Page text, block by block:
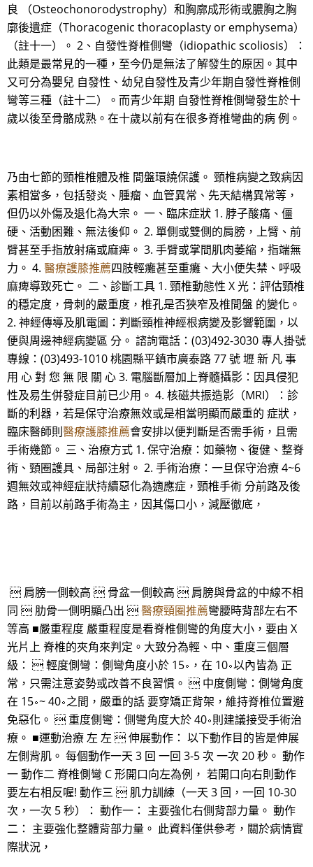
良 （Osteochonorodystrophy）和胸廓成形術或膿胸之胸
廓後遺症（Thoracogenic thoracoplasty or emphysema）
（註十一）。 2、自發性脊椎側彎（idiopathic scoliosis）：
此類是最常見的一種，至今仍是無法了解發生的原因。其中
又可分為嬰兒 自發性、幼兒自發性及青少年期自發性脊椎側
彎等三種（註十二）。而青少年期 自發性脊椎側彎發生於十
歲以後至骨骼成熟。在十歲以前有在很多脊椎彎曲的病 例。
乃由七節的頸椎椎體及椎 間盤環繞保護。 頸椎病變之致病因
素相當多，包括發炎、腫瘤、血管異常、先天結構異常等，
但仍以外傷及退化為大宗。 一、臨床症狀 1. 脖子酸痛、僵
硬、活動困難、無法後仰。 2. 單側或雙側的肩膀，上臂、前
臂甚至手指放射痛或麻痺。 3. 手臂或掌間肌肉萎縮，指端無
力。 4. 醫療護膝推薦四肢輕癱甚至重癱、大小便失禁、呼吸
麻痺導致死亡。 二、診斷工具 1. 頸椎動態性 X 光：評估頸椎
的穩定度，骨刺的嚴重度，椎孔是否狹窄及椎間盤 的變化。
2. 神經傳導及肌電圖：判斷頸椎神經根病變及影響範圍，以
便與周邊神經病變區 分。 諮詢電話：(03)492-3030 專人掛號
專線：(03)493-1010 桃園縣平鎮市廣泰路 77 號 壢 新 凡 事
用 心 對 您 無 限 關 心 3. 電腦斷層加上脊髓攝影：因具侵犯
性及易生併發症目前已少用。 4. 核磁共振造影（MRI）：診
斷的利器，若是保守治療無效或是相當明顯而嚴重的 症狀，
臨床醫師則醫療護膝推薦會安排以便判斷是否需手術，且需
手術幾節。 三、治療方式 1. 保守治療：如藥物、復健、整脊
術、頸圈護具、局部注射。 2. 手術治療：一旦保守治療 4~6
週無效或神經症狀持續惡化為適應症，頸椎手術 分前路及後
路，目前以前路手術為主，因其傷口小，減壓徹底，
 肩膀一側較高  骨盆一側較高  肩膀與骨盆的中線不相
同  肋骨一側明顯凸出 醫療頸圈推薦彎腰時背部左右不
等高 ■嚴重程度 嚴重程度是看脊椎側彎的角度大小，要由 X
光片上 脊椎的夾角來判定。大致分為輕、中、重度三個層
級：  輕度側彎：側彎角度小於 15∘，在 10∘以內皆為 正
常，只需注意姿勢或改善不良習慣。  中度側彎：側彎角度
在 15∘~ 40∘之間，嚴重的話 要穿矯正背架，維持脊椎位置避
免惡化。  重度側彎：側彎角度大於 40∘則建議接受手術治
療。 ■運動治療 左 左  伸展動作： 以下動作目的皆是伸展
左側背肌。 每個動作一天 3 回 一回 3-5 次 一次 20 秒。 動作
一 動作二 脊椎側彎 C 形開口向左為例， 若開口向右則動作
要左右相反喔! 動作三  肌力訓練（一天 3 回，一回 10-30
次，一次 5 秒）： 動作一： 主要強化右側背部力量。 動作
二： 主要強化整體背部力量。 此資料僅供參考，關於病情實
際狀況，